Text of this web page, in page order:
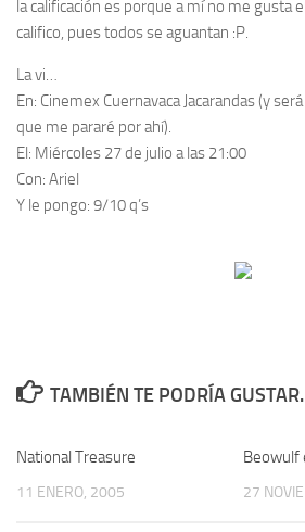
la calificación es porque a míno me gusta
califico, pues todos se aguantan :P.
La vi…
En: Cinemex Cuernavaca Jacarandas (y
que me pararé por ahí).
El: Miércoles 27 de julio a las 21:00
Con: Ariel
Y le pongo: 9/10 q’s
TAMBIÉN TE PODRÍA
National Treasure
11 ENERO, 2005
Beowulf
27